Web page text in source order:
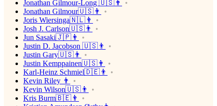
Jonathan Gilmour-Long 🇺🇸👨
Jonathan Gilmour🇺🇸👨
Joris Wiersinga🇳🇱👨
Josh J. Carlson🇺🇸👨
Jun Sasaki🇯🇵👨
Justin D. Jacobson 🇺🇸👨
Justin Gary🇺🇸👨
Justin Kemppainen🇺🇸👨
Karl-Heinz Schmiel🇩🇪👨
Kevin Riley 👨
Kevin Wilson🇺🇸👨
Kris Burm🇧🇪👨